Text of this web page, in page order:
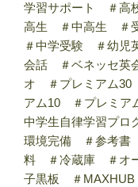
学習サポート ＃
高生 ＃中高生 ＃
＃中学受験 ＃幼児
会話 ＃ベネッセ英
オ ＃プレミアム30
アム10 ＃プレミア
中学生自律学習プ
環境完備 ＃参考
料 ＃冷蔵庫 ＃オ
子黒板 ＃